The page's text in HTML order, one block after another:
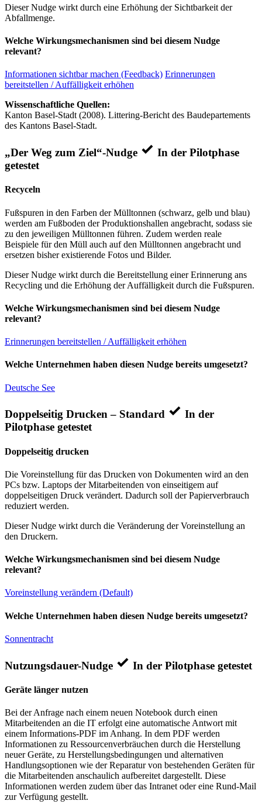
Dieser Nudge wirkt durch eine Erhöhung der Sichtbarkeit der
Abfallmenge.
Welche Wirkungsmechanismen sind bei diesem Nudge
relevant?
Informationen sichtbar machen (Feedback) Erinnerungen
bereitstellen / Auffälligkeit erhöhen
Wissenschaftliche Quellen:
Kanton Basel-Stadt (2008). Littering-Bericht des Baudepartements
des Kantons Basel-Stadt.
„Der Weg zum Ziel“-Nudge
In der Pilotphase
getestet
Recyceln
Fußspuren in den Farben der Mülltonnen (schwarz, gelb und blau)
werden am Fußboden der Produktionshallen angebracht, sodass sie
zu den jeweiligen Mülltonnen führen. Zudem werden reale
Beispiele für den Müll auch auf den Mülltonnen angebracht und
ersetzen bisher existierende Fotos und Bilder.
Dieser Nudge wirkt durch die Bereitstellung einer Erinnerung ans
Recycling und die Erhöhung der Auffälligkeit durch die Fußspuren.
Welche Wirkungsmechanismen sind bei diesem Nudge
relevant?
Erinnerungen bereitstellen / Auffälligkeit erhöhen
Welche Unternehmen haben diesen Nudge bereits umgesetzt?
Deutsche See
Doppelseitig Drucken – Standard
In der
Pilotphase getestet
Doppelseitig drucken
Die Voreinstellung für das Drucken von Dokumenten wird an den
PCs bzw. Laptops der Mitarbeitenden von einseitigem auf
doppelseitigen Druck verändert. Dadurch soll der Papierverbrauch
reduziert werden.
Dieser Nudge wirkt durch die Veränderung der Voreinstellung an
den Druckern.
Welche Wirkungsmechanismen sind bei diesem Nudge
relevant?
Voreinstellung verändern (Default)
Welche Unternehmen haben diesen Nudge bereits umgesetzt?
Sonnentracht
Nutzungsdauer-Nudge In der Pilotphase getestet
Geräte länger nutzen
Bei der Anfrage nach einem neuen Notebook durch einen
Mitarbeitenden an die IT erfolgt eine automatische Antwort mit
einem Informations-PDF im Anhang. In dem PDF werden
Informationen zu Ressourcenverbräuchen durch die Herstellung
neuer Geräte, zu Herstellungsbedingungen und alternativen
Handlungsoptionen wie der Reparatur von bestehenden Geräten für
die Mitarbeitenden anschaulich aufbereitet dargestellt. Diese
Informationen werden zudem über das Intranet oder eine Rund-Mail
zur Verfügung gestellt.